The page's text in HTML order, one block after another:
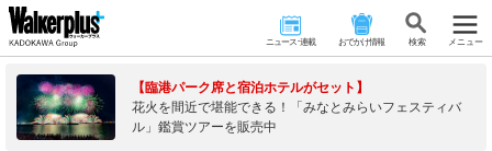
ニュース･連載 おでかけ情報 検 索 メニュー
【臨港パーク席と宿泊ホテルがセット】
花火を間近で堪能できる！「みなとみらいフェスティバ
ル」鑑賞ツアーを販売中